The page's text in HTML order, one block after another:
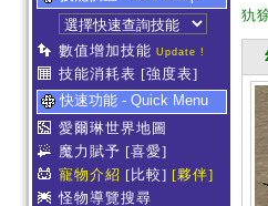
數值增加技能 Update !
技能消耗表 [強度表]
快速功能 - Quick Menu
愛爾琳世界地圖
魔力賦予 [喜愛]
寵物介紹 [比較] [夥伴]
怪物導覽搜尋
犰